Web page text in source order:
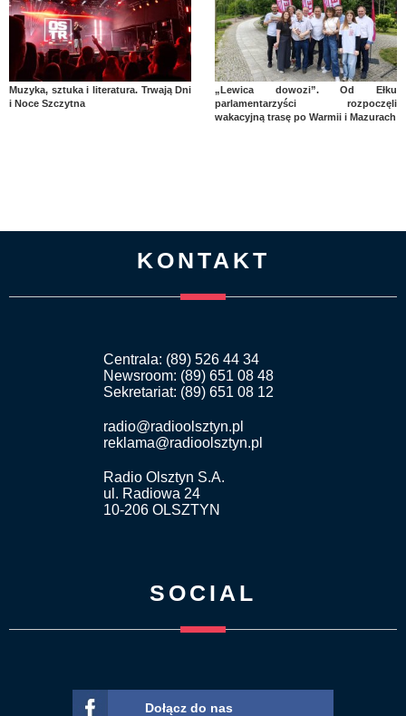
Muzyka, sztuka i literatura. Trwają Dni
i Noce Szczytna
„Lewica dowozi”. Od Ełku
parlamentarzyści rozpoczęli
wakacyjną trasę po Warmii i Mazurach
KONTAKT
Centrala: (89) 526 44 34
Newsroom: (89) 651 08 48
Sekretariat: (89) 651 08 12
radio@radioolsztyn.pl
reklama@radioolsztyn.pl
Radio Olsztyn S.A.
ul. Radiowa 24
10-206 OLSZTYN
SOCIAL
Dołącz do nas